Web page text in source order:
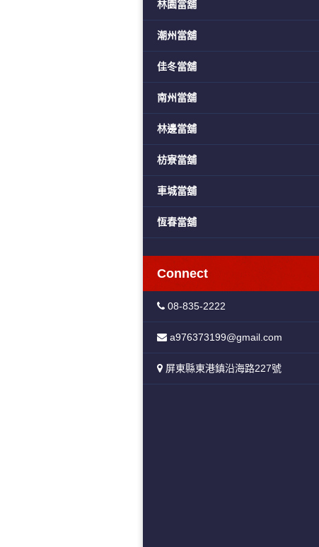
林園當舖
潮州當舖
佳冬當舖
南州當舖
林邊當舖
枋寮當舖
車城當舖
恆春當舖
Connect
08-835-2222
a976373199@gmail.com
屏東縣東港鎮沿海路227號